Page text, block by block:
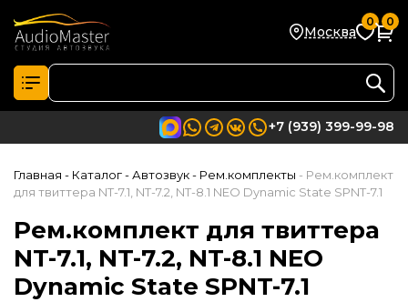
Москва
0 0
+7 (939) 399-99-98
Главная - Каталог- Автозвук- Рем.комплекты - Рем.комплект
для твиттера NT-7.1, NT-7.2, NT-8.1 NEO Dynamic State SPNT-7.1
Рем.комплект для твиттера
NT-7.1, NT-7.2, NT-8.1 NEO
Dynamic State SPNT-7.1